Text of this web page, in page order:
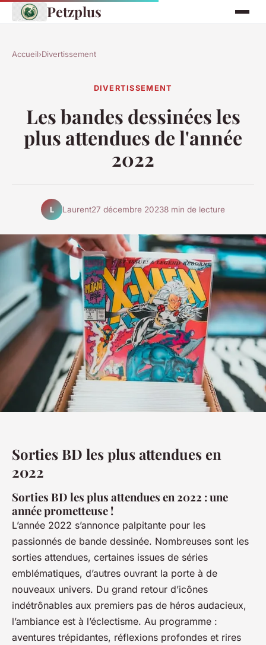
Petzplus
Accueil›Divertissement
DIVERTISSEMENT
Les bandes dessinées les
plus attendues de l'année
2022
L Laurent27 décembre 20238 min de lecture
Sorties BD les plus attendues en
2022
Sorties BD les plus attendues en 2022 : une
année prometteuse !
L’année 2022 s’annonce palpitante pour les
passionnés de bande dessinée. Nombreuses sont les
sorties attendues, certaines issues de séries
emblématiques, d’autres ouvrant la porte à de
nouveaux univers. Du grand retour d’icônes
indétrônables aux premiers pas de héros audacieux,
l’ambiance est à l’éclectisme. Au programme :
aventures trépidantes, réflexions profondes et rires